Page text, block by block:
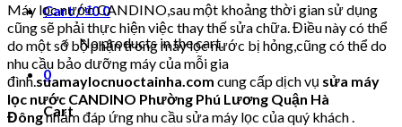
Cart /₫00
No products in the cart.
0
Cart
Máy lọc nước CANDINO,sau một khoảng thời gian sử dụng
cũng sẽ phải thực hiện việc thay thế sửa chữa. Điều này có thể
do một số bộ phận trong máy lọc nước bị hỏng,cũng có thể do
nhu cầu bảo dưỡng máy của mỗi gia
đình.suamaylocnuoctainha.com cung cấp dịch vụ sửa máy
lọc nước CANDINO Phường Phú Lương Quận Hà
Đôngnhằm đáp ứng nhu cầu sửa máy lọc của quý khách .